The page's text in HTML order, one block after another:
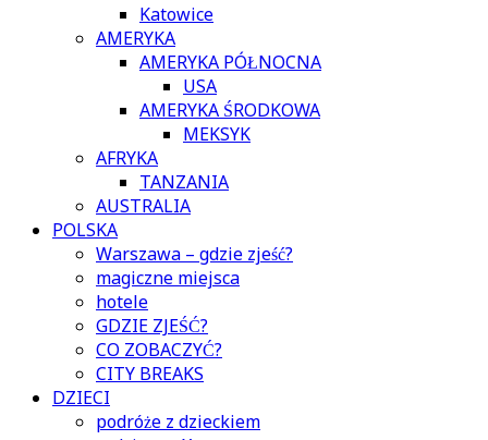
Katowice
AMERYKA
AMERYKA PÓŁNOCNA
USA
AMERYKA ŚRODKOWA
MEKSYK
AFRYKA
TANZANIA
AUSTRALIA
POLSKA
Warszawa – gdzie zjeść?
magiczne miejsca
hotele
GDZIE ZJEŚĆ?
CO ZOBACZYĆ?
CITY BREAKS
DZIECI
podróże z dzieckiem